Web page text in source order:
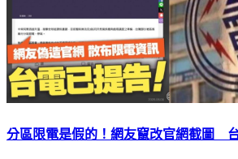
分區限電是假的！網友竄改官網截圖